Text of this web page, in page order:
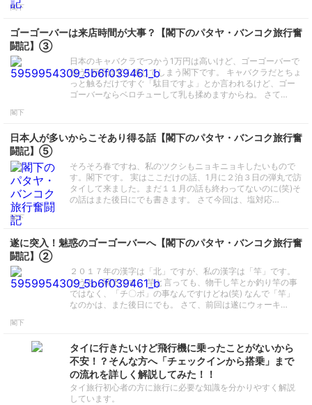
閣下
ゴーゴーバーは来店時間が大事？【閣下のパタヤ・バンコク旅行奮
闘記】③
日本のキャバクラでつかう1万円は高いけど、ゴーゴーバーで
使う1万円は安く感じてしまう閣下です。 キャバクラだとちょ
っと触るだけですぐ「駄目ですよ」とか言われるけど、ゴー
ゴーバーならベロチューして乳も揉めますからね。 さて…
閣下
日本人が多いからこそあり得る話【閣下のパタヤ・バンコク旅行奮
闘記】⑤
そろそろ春ですね、私のツクシもニョキニョキしたいもので
す。閣下です。 実はここだけの話、1月に２泊３日の弾丸で訪
タイして来ました。まだ１１月の話も終わってないのに(笑)そ
の話はまた後日にでも書きます。 さて今回は、塩対応…
閣下
遂に突入！魅惑のゴーゴーバーへ【閣下のパタヤ・バンコク旅行奮
闘記】②
２０１７年の漢字は「北」ですが、私の漢字は「竿」です。
どうも、閣下です。 竿と言っても、物干し竿とか釣り竿の事
ではなく、「チ〇ポ」の事なんですけどね(笑) なんで「竿」
なのかは、また後日にでも。 さて、前回は遂にウォーキ…
閣下
タイに行きたいけど飛行機に乗ったことがないから
不安！？そんな方へ「チェックインから搭乗」まで
の流れを詳しく解説してみた！！
タイ旅行初心者の方に旅行に必要な知識を分かりやすく解説
しています。